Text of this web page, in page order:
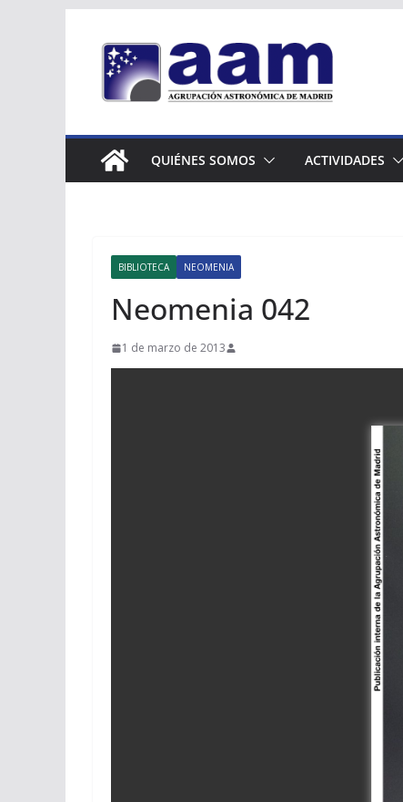
contenido
QUIÉNES SOMOS ACTIVIDADES
BIBLIOTECA NEOMENIA
Neomenia 042
1 de marzo de 2013